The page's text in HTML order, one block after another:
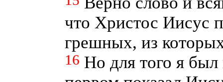
что Христос Иисус
грешных, из
16 Но для того я